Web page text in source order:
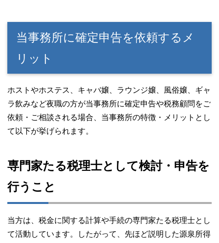
当事務所に確定申告を依頼するメ
リット
ホストやホステス、キャバ嬢、ラウンジ嬢、風俗嬢、ギャ
ラ飲みなど夜職の方が当事務所に確定申告や税務顧問をご
依頼・ご相談される場合、当事務所の特徴・メリットとし
て以下が挙げられます。
専門家たる税理士として検討・申告を
行うこと
当方は、税金に関する計算や手続の専門家たる税理士とし
て活動しています。したがって、先ほど説明した源泉所得